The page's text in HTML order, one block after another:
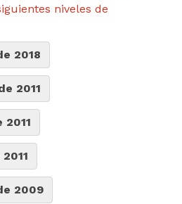
niveles de
2018
2011
2009